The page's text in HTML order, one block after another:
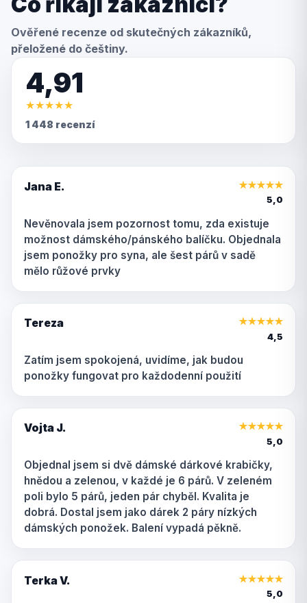
Ověřené recenze od skutečných zákazníků,
přeložené do češtiny.
4,91
★★★★★
1 448 recenzí
Jana E. ★★★★★
5,0
Nevěnovala jsem pozornost tomu, zda existuje
možnost dámského/pánského balíčku. Objednala
jsem ponožky pro syna, ale šest párů v sadě
mělo růžové prvky
Tereza ★★★★★
4,5
Zatím jsem spokojená, uvidíme, jak budou
ponožky fungovat pro každodenní použití
Vojta J. ★★★★★
5,0
Objednal jsem si dvě dámské dárkové krabičky,
hnědou a zelenou, v každé je 6 párů. V zeleném
poli bylo 5 párů, jeden pár chyběl. Kvalita je
dobrá. Dostal jsem jako dárek 2 páry nízkých
dámských ponožek. Balení vypadá pěkně.
Terka V. ★★★★★
5,0